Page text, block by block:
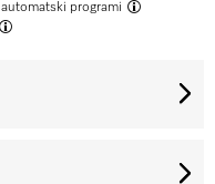
automatski programi